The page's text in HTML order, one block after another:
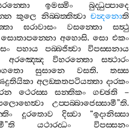
ඉමස‍්මිං
බුද‍්ධුප‍්පාදෙ
කුලෙ නිබ‍්බත‍්තිත්‍වා චන්‍දනොති
ඝරාවාසං වසන‍්තො
සත්‍ථු
සොතාපන‍්නො අහොසි.සො එකං
පහාය පබ‍්බජිත්‍වා
විපස‍්සනාය
අරඤ‍්ඤෙ විහරන‍්තො
සත්‍ථාරං
සුසානෙ වසති. තස‍්ස
අලඞ‍්කතපටියත‍්තා දාරකං
ථෙරස‍්ස සන‍්තිකං ගච‍්ඡති –
උප‍්පබ‍්බාජෙස‍්සාමී”ති.
දූරතොව දිස‍්වා“ඉදානිස‍්සා
”ති යථාරද‍්ධං
විපස‍්සනං